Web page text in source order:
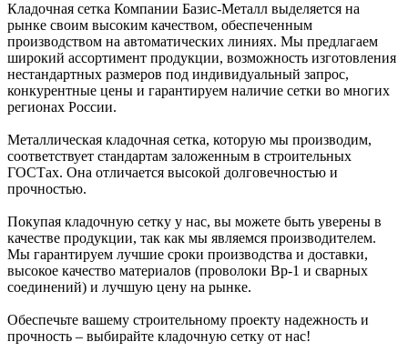
Кладочная сетка Компании Базис-Металл выделяется на
рынке своим высоким качеством, обеспеченным
производством на автоматических линиях. Мы предлагаем
широкий ассортимент продукции, возможность изготовления
нестандартных размеров под индивидуальный запрос,
конкурентные цены и гарантируем наличие сетки во многих
регионах России.
Металлическая кладочная сетка, которую мы производим,
соответствует стандартам заложенным в строительных
ГОСТах. Она отличается высокой долговечностью и
прочностью.
Покупая кладочную сетку у нас, вы можете быть уверены в
качестве продукции, так как мы являемся производителем.
Мы гарантируем лучшие сроки производства и доставки,
высокое качество материалов (проволоки Вр-1 и сварных
соединений) и лучшую цену на рынке.
Обеспечьте вашему строительному проекту надежность и
прочность – выбирайте кладочную сетку от нас!